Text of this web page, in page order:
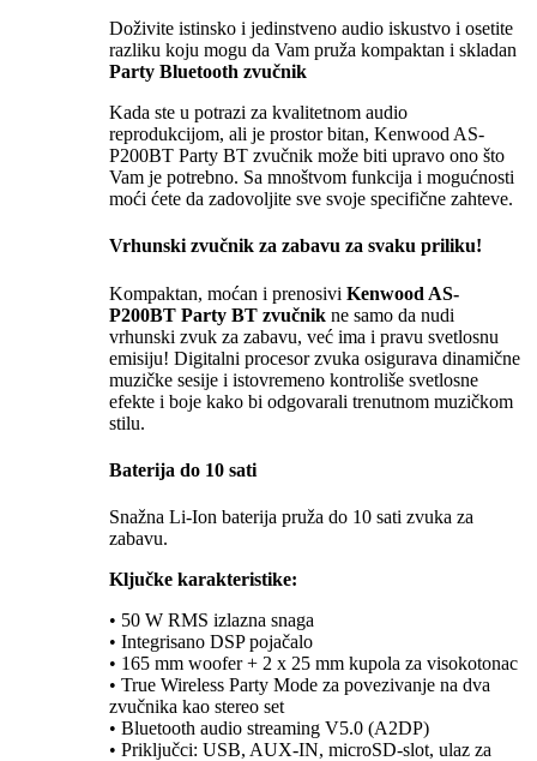
Doživite istinsko i jedinstveno audio iskustvo i osetite
razliku koju mogu da Vam pruža kompaktan i skladan
Party Bluetooth zvučnik
Kada ste u potrazi za kvalitetnom audio
reprodukcijom, ali je prostor bitan, Kenwood AS-
P200BT Party BT zvučnik može biti upravo ono što
Vam je potrebno. Sa mnoštvom funkcija i mogućnosti
moći ćete da zadovoljite sve svoje specifične zahteve.
Vrhunski zvučnik za zabavu za svaku priliku!
Kompaktan, moćan i prenosivi Kenwood AS-
P200BT Party BT zvučnik ne samo da nudi
vrhunski zvuk za zabavu, već ima i pravu svetlosnu
emisiju! Digitalni procesor zvuka osigurava dinamične
muzičke sesije i istovremeno kontroliše svetlosne
efekte i boje kako bi odgovarali trenutnom muzičkom
stilu.
Baterija do 10 sati
Snažna Li-Ion baterija pruža do 10 sati zvuka za
zabavu.
Ključke karakteristike:
• 50 W RMS izlazna snaga
• Integrisano DSP pojačalo
• 165 mm woofer + 2 x 25 mm kupola za visokotonac
• True Wireless Party Mode za povezivanje na dva
zvučnika kao stereo set
• Bluetooth audio streaming V5.0 (A2DP)
• Priključci: USB, AUX-IN, microSD-slot, ulaz za